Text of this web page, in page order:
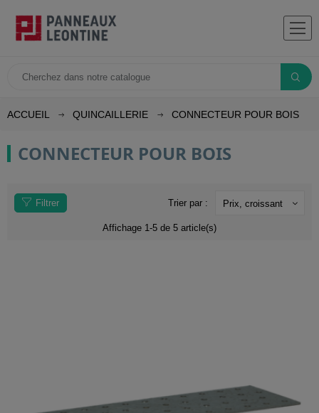
ACCUEIL QUINCAILLERIE CONNECTEUR POUR BOIS
CONNECTEUR POUR BOIS
Filtrer Trier par : Prix, croissant
Affichage 1-5 de 5 article(s)